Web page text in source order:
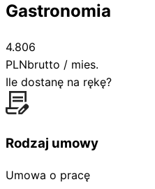
Gastronomia
4.806
PLNbrutto / mies.
Ile dostanę na rękę?
Rodzaj umowy
Umowa o pracę